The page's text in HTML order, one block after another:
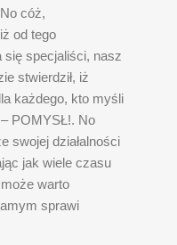
cóż,
od tego
się specjaliści, nasz
stwierdził, iż
każdego, kto myśli
– POMYSŁ!. No
swojej działalności
jak wiele czasu
warto
sprawi